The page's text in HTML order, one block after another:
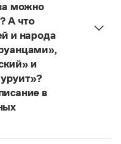
можно
А что
и народа
и
в
официального